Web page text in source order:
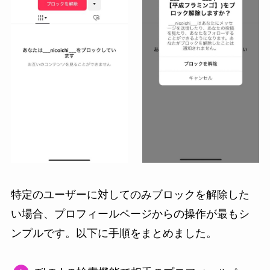
特定のユーザーに対してのみブロックを解除した
い場合、プロフィールページからの操作が最もシ
ンプルです。以下に手順をまとめました。